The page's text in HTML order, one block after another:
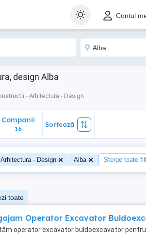
Contul
design Alba
- Arhitectura - Design
Companii
16
Sortează
- Design Alba Șterge toate
toate
Operator Excavator
operator excavator buldoexcavator